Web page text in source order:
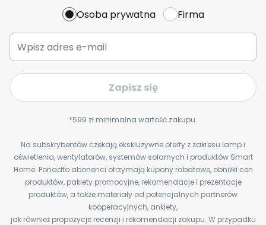
Osoba prywatna Firma
Zapisz się
*599 zł minimalna wartość zakupu.
Na subskrybentów czekają ekskluzywne oferty z zakresu lamp i
oświetlenia, wentylatorów, systemów solarnych i produktów Smart
Home. Ponadto abonenci otrzymają kupony rabatowe, obniżki cen
produktów, pakiety promocyjne, rekomendacje i prezentacje
produktów, a także materiały od potencjalnych partnerów
kooperacyjnych, ankiety,
jak również propozycje recenzji i rekomendacji zakupu. W przypadku